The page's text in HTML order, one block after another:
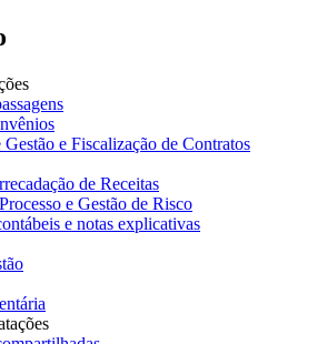
e Fiscalização de Contratos
de Receitas
e Gestão de Risco
e notas explicativas